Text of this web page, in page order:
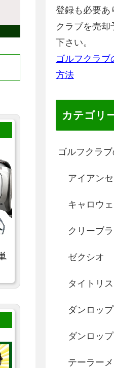
登録も必要あ
クラブを売却
下さい。
ゴルフクラブ
方法
カテゴリ
ゴルフクラ
アイアン
キャロウ
クリーブ
ゼクシオ
タイトリス
ダンロッ
ダンロッ
テーラー